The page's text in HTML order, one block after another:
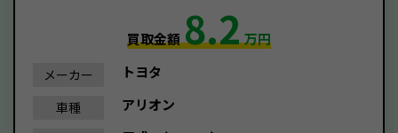
買取金額8.2万円
メーカー トヨタ
車種 アリオン